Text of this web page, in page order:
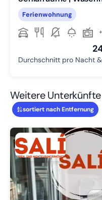
Ferienwohnung
Durchschnitt pro Nacht
Weitere
sortiert nach Entfernung